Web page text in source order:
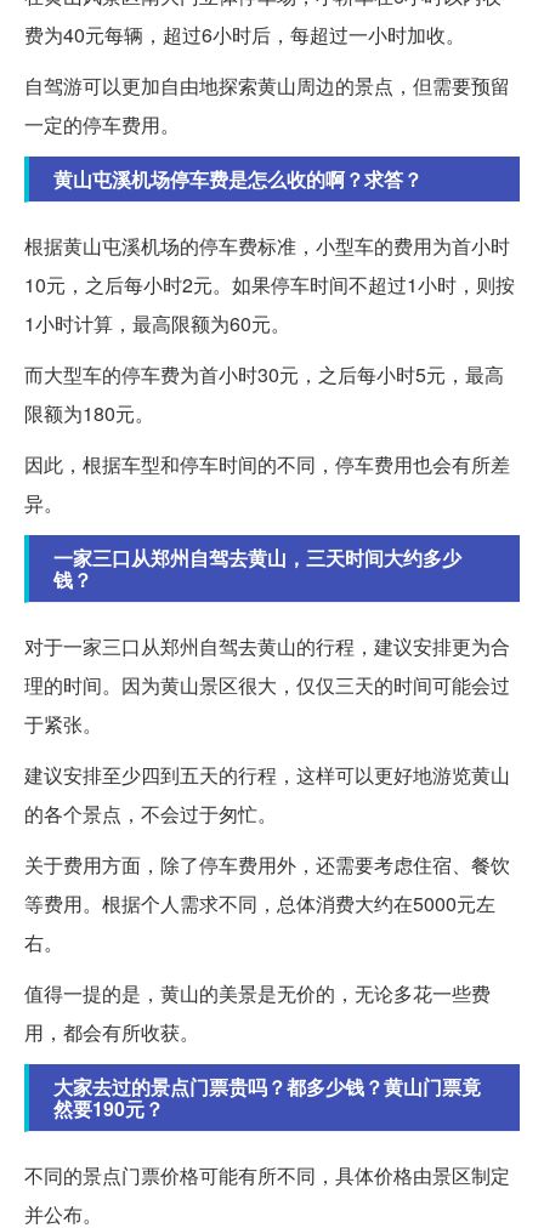
费为40元每辆，超过6小时后，每超过一小时加收。
自驾游可以更加自由地探索黄山周边的景点，但需要预留
一定的停车费用。
黄山屯溪机场停车费是怎么收的啊？求答？
根据黄山屯溪机场的停车费标准，小型车的费用为首小时
10元，之后每小时2元。如果停车时间不超过1小时，则按
1小时计算，最高限额为60元。
而大型车的停车费为首小时30元，之后每小时5元，最高
限额为180元。
因此，根据车型和停车时间的不同，停车费用也会有所差
异。
一家三口从郑州自驾去黄山，三天时间大约多少
钱？
对于一家三口从郑州自驾去黄山的行程，建议安排更为合
理的时间。因为黄山景区很大，仅仅三天的时间可能会过
于紧张。
建议安排至少四到五天的行程，这样可以更好地游览黄山
的各个景点，不会过于匆忙。
关于费用方面，除了停车费用外，还需要考虑住宿、餐饮
等费用。根据个人需求不同，总体消费大约在5000元左
右。
值得一提的是，黄山的美景是无价的，无论多花一些费
用，都会有所收获。
大家去过的景点门票贵吗？都多少钱？黄山门票竟
然要190元？
不同的景点门票价格可能有所不同，具体价格由景区制定
并公布。